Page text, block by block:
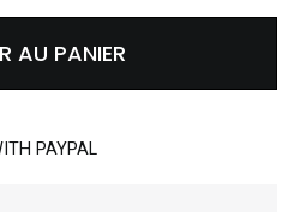
AU PANIER
PAYPAL